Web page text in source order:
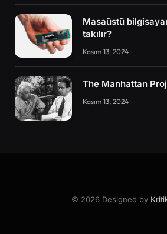
Masaüstü
takılır?
Kasım 13, 2024
The Manhattan
Kasım 13, 2024
© 2026 Designed by